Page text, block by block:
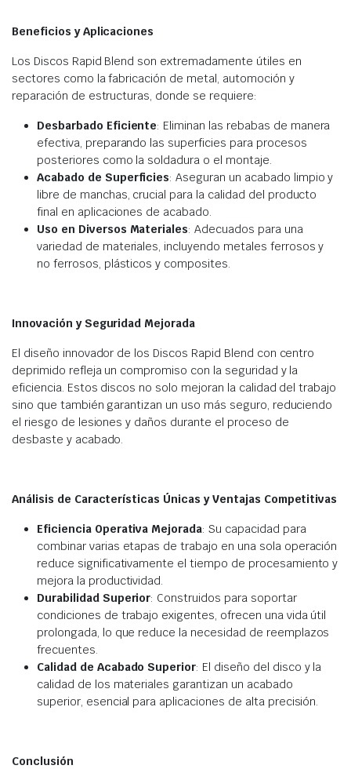
Beneficios y Aplicaciones
Los Discos Rapid Blend son extremadamente útiles en
sectores como la fabricación de metal, automoción y
reparación de estructuras, donde se requiere:
Desbarbado Eficiente: Eliminan las rebabas de manera
efectiva, preparando las superficies para procesos
posteriores como la soldadura o el montaje.
Acabado de Superficies: Aseguran un acabado limpio y
libre de manchas, crucial para la calidad del producto
final en aplicaciones de acabado.
Uso en Diversos Materiales: Adecuados para una
variedad de materiales, incluyendo metales ferrosos y
no ferrosos, plásticos y composites.
Innovación y Seguridad Mejorada
El diseño innovador de los Discos Rapid Blend con centro
deprimido refleja un compromiso con la seguridad y la
eficiencia. Estos discos no solo mejoran la calidad del trabajo
sino que también garantizan un uso más seguro, reduciendo
el riesgo de lesiones y daños durante el proceso de
desbaste y acabado.
Análisis de Características Únicas y Ventajas Competitivas
Eficiencia Operativa Mejorada: Su capacidad para
combinar varias etapas de trabajo en una sola operación
reduce significativamente el tiempo de procesamiento y
mejora la productividad.
Durabilidad Superior: Construidos para soportar
condiciones de trabajo exigentes, ofrecen una vida útil
prolongada, lo que reduce la necesidad de reemplazos
frecuentes.
Calidad de Acabado Superior: El diseño del disco y la
calidad de los materiales garantizan un acabado
superior, esencial para aplicaciones de alta precisión.
Conclusión